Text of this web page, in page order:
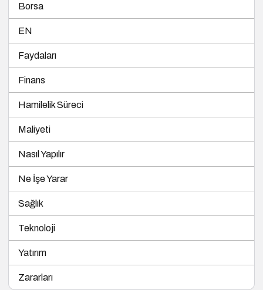
Borsa
EN
Faydaları
Finans
Hamilelik Süreci
Maliyeti
Nasıl Yapılır
Ne İşe Yarar
Sağlık
Teknoloji
Yatırım
Zararları